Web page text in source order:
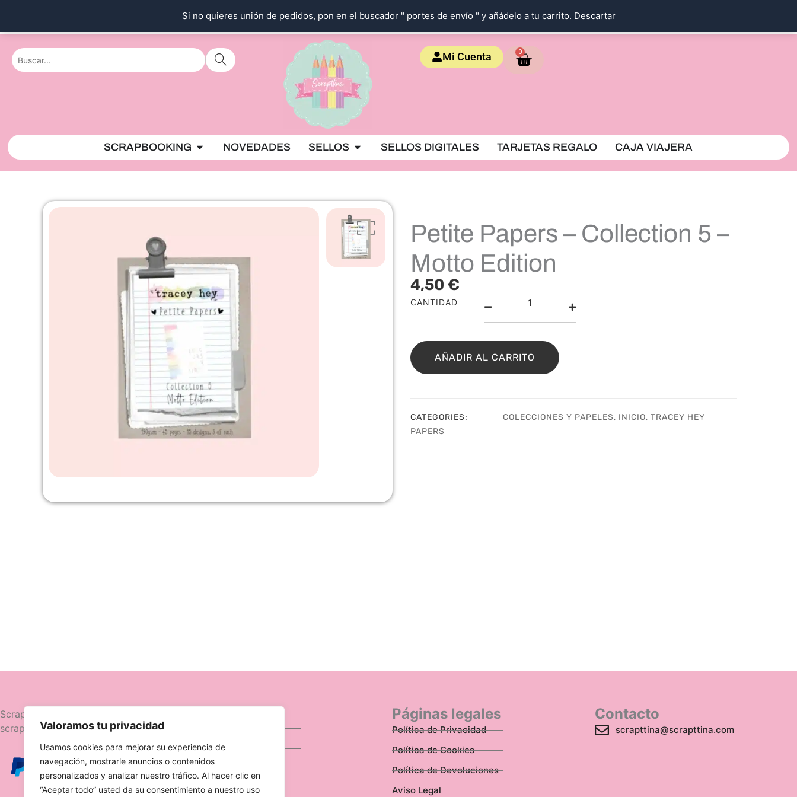
Valoramos tu privacidad
Usamos cookies para mejorar su experiencia de
navegación, mostrarle anuncios o contenidos
personalizados y analizar nuestro tráfico. Al hacer clic en
“Aceptar todo” usted da su consentimiento a nuestro uso
Si no quieres unión de pedidos, pon en el buscador " portes de envío " y añádelo a tu carrito. Descartar
contenido
Mi Cuenta 0
Carrito
SCRAPBOOKING Abrir SCRAPBOOKING
NOVEDADES SELLOS Abrir SELLOSSELLOS DIGITALES TARJETAS REGALO CAJA VIAJERA
Petite Papers – Collection 5 –
Motto Edition
4,50 €
CANTIDAD
Petite
–
Collection
5
cantidad
AÑADIR AL CARRITO
CATEGORIES: COLECCIONES Y PAPELES, INICIO, TRACEY HEY
PAPERS
Scrapttina, tienda especializada en
scrapbooking.
Ofertas
Caja Viajera
Páginas legales
Política de Privacidad
Política de Cookies
Política de Devoluciones
Aviso Legal
Contacto
scrapttina@scrapttina.com